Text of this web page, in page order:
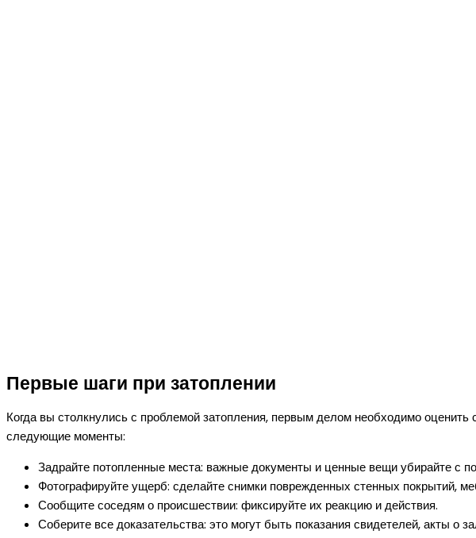
Первые шаги при затоплении
Когда вы столкнулись с проблемой затопления, первым делом необходимо
следующие моменты:
Задрайте потопленные места: важные документы и ценные вещи убирайте с
Фотографируйте ущерб: сделайте снимки поврежденных стенных покрытий,
Сообщите соседям о происшествии: фиксируйте их реакцию и действия.
Соберите все доказательства: это могут быть показания свидетелей, акты о